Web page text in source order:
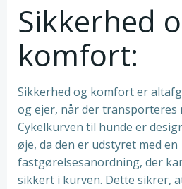
Sikkerhed
komfort:
Sikkerhed og komfort er
og ejer, når der transporteres
Cykelkurven til hunde er
øje, da den er udstyret med en
fastgørelsesanordning, der
sikkert i kurven. Dette sikrer,